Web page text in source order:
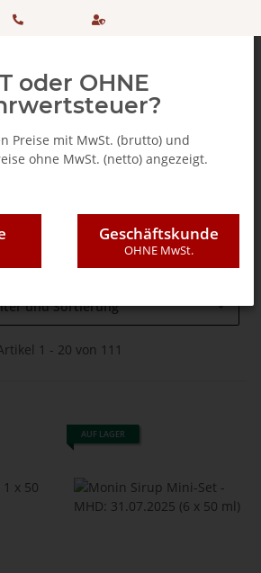
+ 49
506 98
einkaufen
SSL
und Sortierung
1 - 20 von 111
AUF LAGER
oder OHNE
Preise mit MwSt. (brutto) und
ohne MwSt. (netto) angezeigt.
Geschäftskunde
OHNE MwSt.